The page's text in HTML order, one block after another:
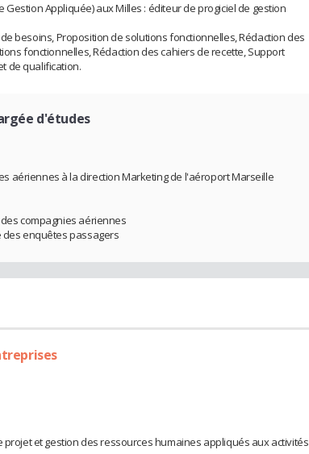
Appliquée) aux Milles : éditeur de progiciel de gestion
besoins, Proposition de solutions fonctionnelles, Rédaction des
fonctionnelles, Rédaction des cahiers de recette, Support
de qualification.
d'études
aériennes à la direction Marketing de l'aéroport Marseille
compagnies aériennes
des enquêtes passagers
et gestion des ressources humaines appliqués aux activités